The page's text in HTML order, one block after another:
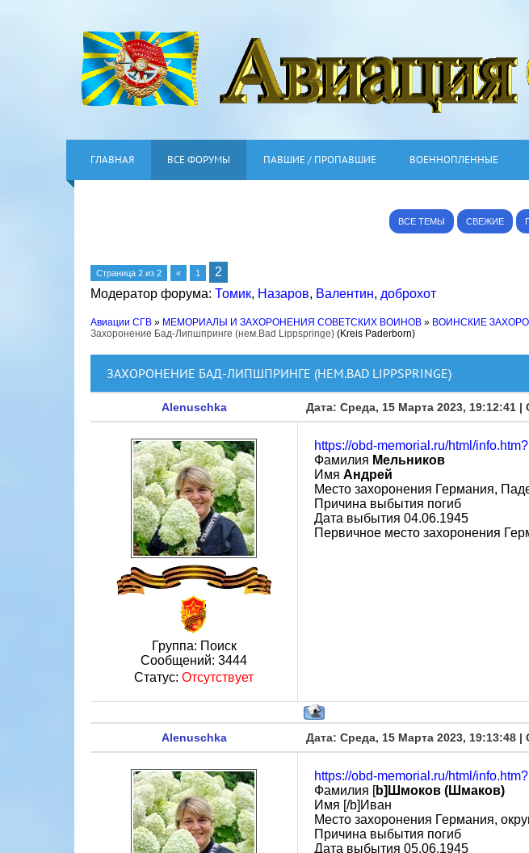
ГЛАВНАЯ ВСЕ ФОРУМЫ ПАВШИЕ / ПРОПАВШИЕ ВОЕННОПЛЕННЫЕ
ВСЕ ТЕМЫ СВЕЖИЕ
Страница 2 из 2 « 1
2
Модератор форума: Томик, Назаров, Валентин, доброхот
Авиации СГВ » МЕМОРИАЛЫ И ЗАХОРОНЕНИЯ СОВЕТСКИХ ВОИНОВ » ВОИНСКИЕ
Захоронение Бад-Липшпринге (нем.Bad Lippspringe) (Kreis Paderborn)
ЗАХОРОНЕНИЕ БАД-ЛИПШПРИНГЕ (НЕМ.BAD LIPPSPRINGE)
Alenuschka Дата: Среда, 15 Марта 2023, 19:12:41
Группа: Поиск
Сообщений: 3444
Статус: Отсутствует
https://obd-memorial.ru/html/
Фамилия Мельников
Имя Андрей
Место захоронения Германия,
Причина выбытия погиб
Дата выбытия 04.06.1945
Первичное место захоронения
Alenuschka Дата: Среда, 15 Марта 2023, 19:13:48
https://obd-memorial.ru/html/
Фамилия [b]Шмоков (Шмаков)
Имя [/b]Иван
Место захоронения Германия,
Причина выбытия погиб
Дата выбытия 05.06.1945